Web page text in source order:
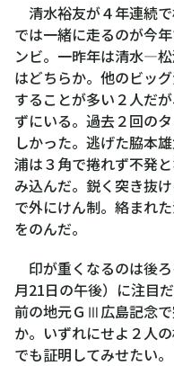
裕
友
悠
士
清水裕友が４年連続
では一緒に走るのが今
ンビ。一昨年は清水―
はどちらか。他のビッ
することが多い２人だ
ずにいる。過去２回の
しかった。逃げた脇本
浦は３角で捲れず不発
み込んだ。鋭く突き抜
で外にけん制。絡まれ
をのんだ。
印が重くなるのは後
月21日の午後）に注目
前の地元ＧⅢ広島記念
か。いずれにせよ２人
でも証明してみせたい。